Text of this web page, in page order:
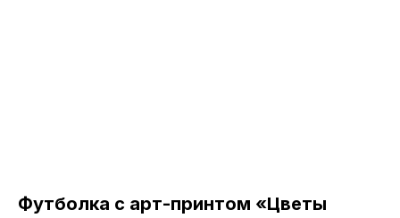
Футболка с арт-принтом «Цветы